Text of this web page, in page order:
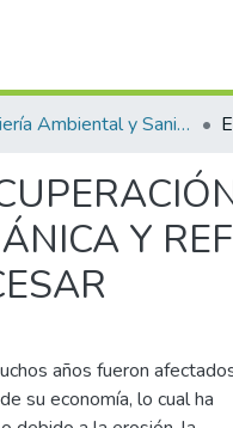
Ingeniería Ambiental y Sanitaria.
Y
años fueron
su economía, lo cual ha